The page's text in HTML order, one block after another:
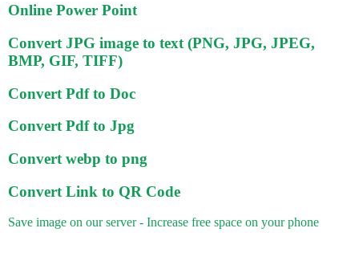
Online Power Point
Convert JPG image to text (PNG, JPG, JPEG,
BMP, GIF, TIFF)
Convert Pdf to Doc
Convert Pdf to Jpg
Convert webp to png
Convert Link to QR Code
Save image on our server - Increase free space on your phone